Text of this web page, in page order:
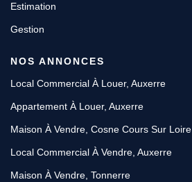
Estimation
Gestion
NOS ANNONCES
Local Commercial À Louer, Auxerre
Appartement À Louer, Auxerre
Maison À Vendre, Cosne Cours Sur Loire
Local Commercial À Vendre, Auxerre
Maison À Vendre, Tonnerre